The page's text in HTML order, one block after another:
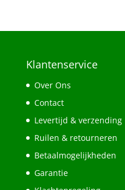
Klantenservice
Over Ons
Contact
Levertijd & verzending
Ruilen & retourneren
Betaalmogelijkheden
Garantie